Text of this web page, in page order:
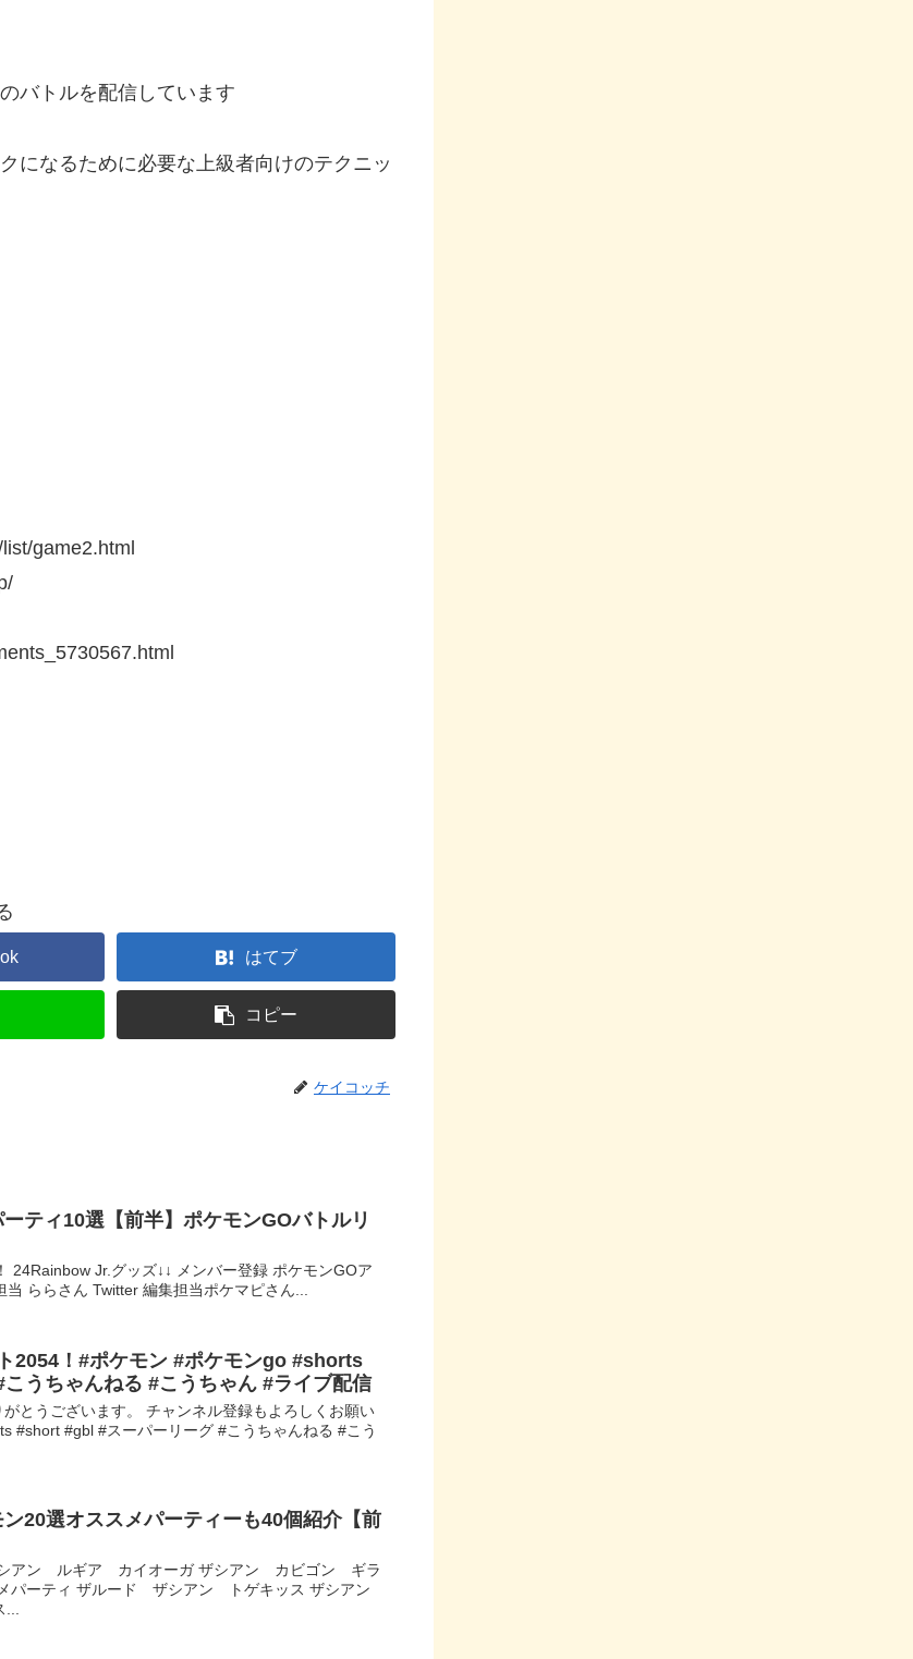
トルを配信しています
になるために必要な上級者向けのテクニッ
game2.html
はてブ
コピー
ケイコッチ
ティ10選【前半】ポケモンGOバトルリ
24Rainbow Jr.グッズ↓↓ メンバー登録 ポケモンGOア
ららさん Twitter 編集担当ポケマピさん...
2054！#ポケモン #ポケモンgo #shorts
うちゃんねる #こうちゃん #ライブ配信
とうございます。 チャンネル登録もよろしくお願い
#short #gbl #スーパーリーグ #こうちゃんねる #こう
20選オススメパーティーも40個紹介【前
シアン ルギア カイオーガ ザシアン カビゴン ギラ
パーティ ザルード ザシアン トゲキッス ザシアン
...